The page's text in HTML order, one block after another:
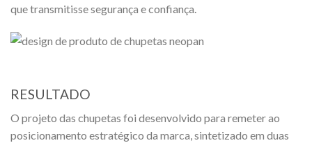
que transmitisse segurança e confiança.
RESULTADO
O projeto das chupetas foi desenvolvido para remeter ao
posicionamento estratégico da marca, sintetizado em duas